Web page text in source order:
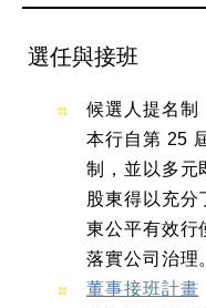
選任與接班
候選人提名制
本行自第 25
制，並以多元
股東得以充分
東公平有效行
落實公司治理
董事接班計畫